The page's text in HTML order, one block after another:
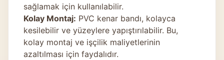
sağlamak için kullanılabilir.
Kolay Montaj: PVC kenar bandı, kolayca
kesilebilir ve yüzeylere yapıştırılabilir. Bu,
kolay montaj ve işçilik maliyetlerinin
azaltılması için faydalıdır.